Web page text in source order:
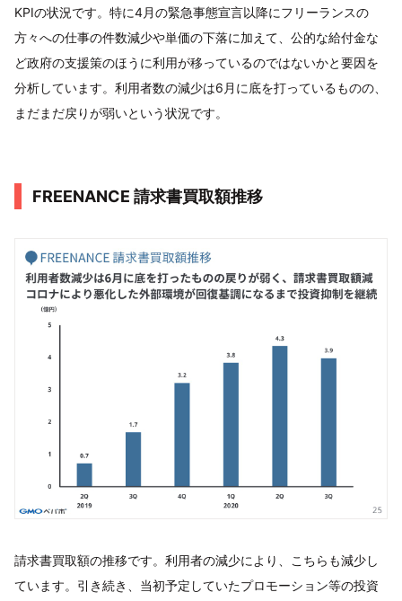
KPIの状況です。特に4月の緊急事態宣言以降にフリーランスの
方々への仕事の件数減少や単価の下落に加えて、公的な給付金な
ど政府の支援策のほうに利用が移っているのではないかと要因を
分析しています。利用者数の減少は6月に底を打っているものの、
まだまだ戻りが弱いという状況です。
FREENANCE 請求書買取額推移
請求書買取額の推移です。利用者の減少により、こちらも減少し
ています。引き続き、当初予定していたプロモーション等の投資